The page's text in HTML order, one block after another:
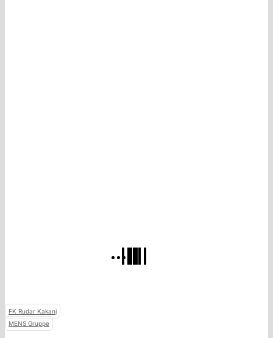
FK Rudar Kakanj
MENS Gruppe